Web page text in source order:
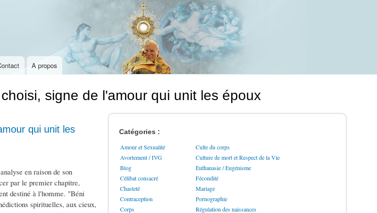
A propos
signe de l'amour qui unit les époux
qui unit les
en raison de son
par le premier chapitre,
destiné à l'homme. "Béni
spirituelles, aux cieux,
Catégories :
Amour et Sexualité
Culte du corps
Avortement / IVG
Culture de mort et Respect de la Vie
Blog
Euthanasie / Eugénisme
Célibat consacré
Fécondité
Chasteté
Mariage
Contraception
Pornographie
Corps
Régulation des naissances